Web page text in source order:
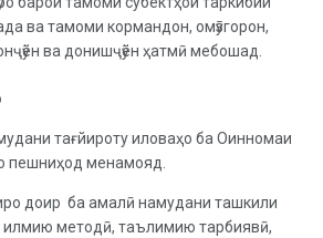
ва тамоми кормандон, омӯзгорон,
ва донишҷӯён ҳатмӣ мебошад.
тағйироту иловаҳо ба Оинномаи
пешниҳод менамояд.
доир ба амалӣ намудани ташкили
методӣ, таълимию тарбиявӣ,